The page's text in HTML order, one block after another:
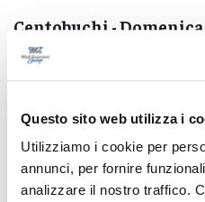
Questo sito web utilizza i
Utilizziamo i cookie per
annunci, per fornire
analizzare il nostro traffico.
Centobuchi -
alla camera ardente
07/08/2026